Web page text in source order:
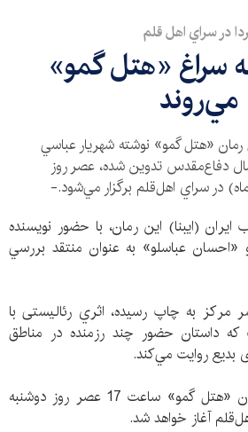
در سراي اهل قلم
سراغ «هتل گمو»
مي‌روند
«هتل گمو»‌ نوشته شهريار عباسي
با محوريت 8 سال دفاع‌مقدس تدوين شده، عصر روز
در سراي اهل‌‌قلم برگزار مي‌شود.-
(ايبنا) اين رمان، با حضور نويسنده
عباسلو» به عنوان منتقد بررسي
به چاپ رسيده، اثري رئالیستی با
داستان حضور چند رزمنده در مناطق
بدیع روایت مي‌كند.
نشست نقد و بررسي رمان «هتل گمو» ساعت 17 عصر روز دوشنبه
آغاز خواهد شد.